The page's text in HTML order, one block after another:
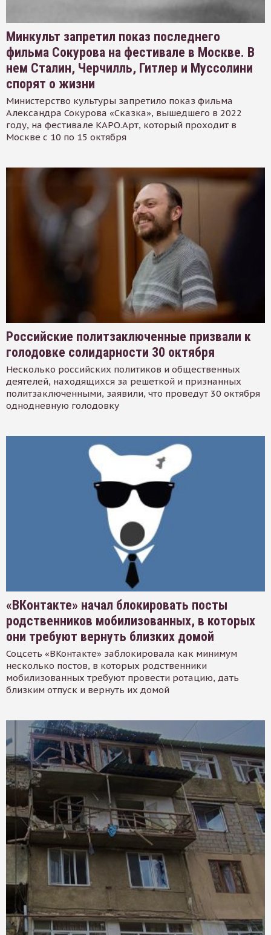
Минкульт запретил показ последнего
фильма Сокурова на фестивале в Москве. В
нем Сталин, Черчилль, Гитлер и Муссолини
спорят о жизни
Министерство культуры запретило показ фильма
Александра Сокурова «Сказка», вышедшего в 2022
году, на фестивале КАРО.Арт, который проходит в
Москве с 10 по 15 октября
Российские политзаключенные призвали к
голодовке солидарности 30 октября
Несколько российских политиков и общественных
деятелей, находящихся за решеткой и признанных
политзаключенными, заявили, что проведут 30 октября
однодневную голодовку
«ВКонтакте» начал блокировать посты
родственников мобилизованных, в которых
они требуют вернуть близких домой
Соцсеть «ВКонтакте» заблокировала как минимум
несколько постов, в которых родственники
мобилизованных требуют провести ротацию, дать
близким отпуск и вернуть их домой